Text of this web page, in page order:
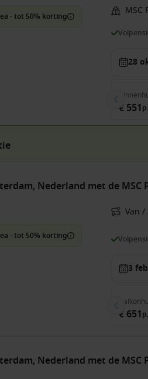
- tot 50% korting
MSC
28
€ 551
Nederland met de MSC
- tot 50% korting
Van /
3
€ 651
Nederland met de MSC